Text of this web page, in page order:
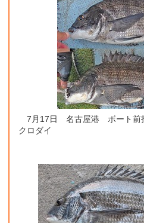
7月17日 名古屋港 ボート前
クロダイ